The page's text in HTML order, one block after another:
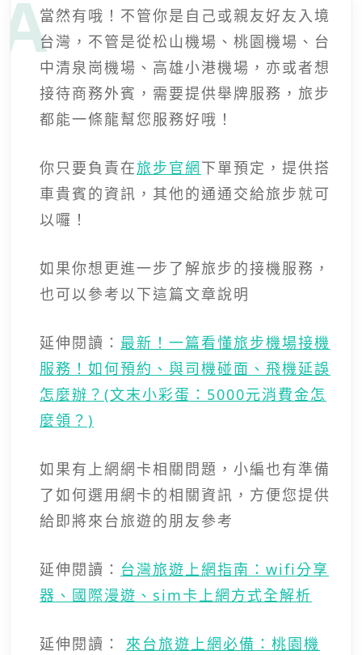
當然有哦！不管你是自己或親友好友入境
台灣，不管是從松山機場、桃園機場、台
中清泉崗機場、高雄小港機場，亦或者想
接待商務外賓，需要提供舉牌服務，旅步
都能一條龍幫您服務好哦！
你只要負責在旅步官網下單預定，提供搭
車貴賓的資訊，其他的通通交給旅步就可
以囉！
如果你想更進一步了解旅步的接機服務，
也可以參考以下這篇文章說明
延伸閱讀： 最新！一篇看懂旅步機場接機
服務！如何預約、與司機碰面、飛機延誤
怎麼辦？(文末小彩蛋：5000元消費金怎
麼領？)
如果有上網網卡相關問題，小編也有準備
了如何選用網卡的相關資訊，方便您提供
給即將來台旅遊的朋友參考
延伸閱讀： 台灣旅遊上網指南：wifi分享
器、國際漫遊、sim卡上網方式全解析
延伸閱讀： 來台旅遊上網必備：桃園機